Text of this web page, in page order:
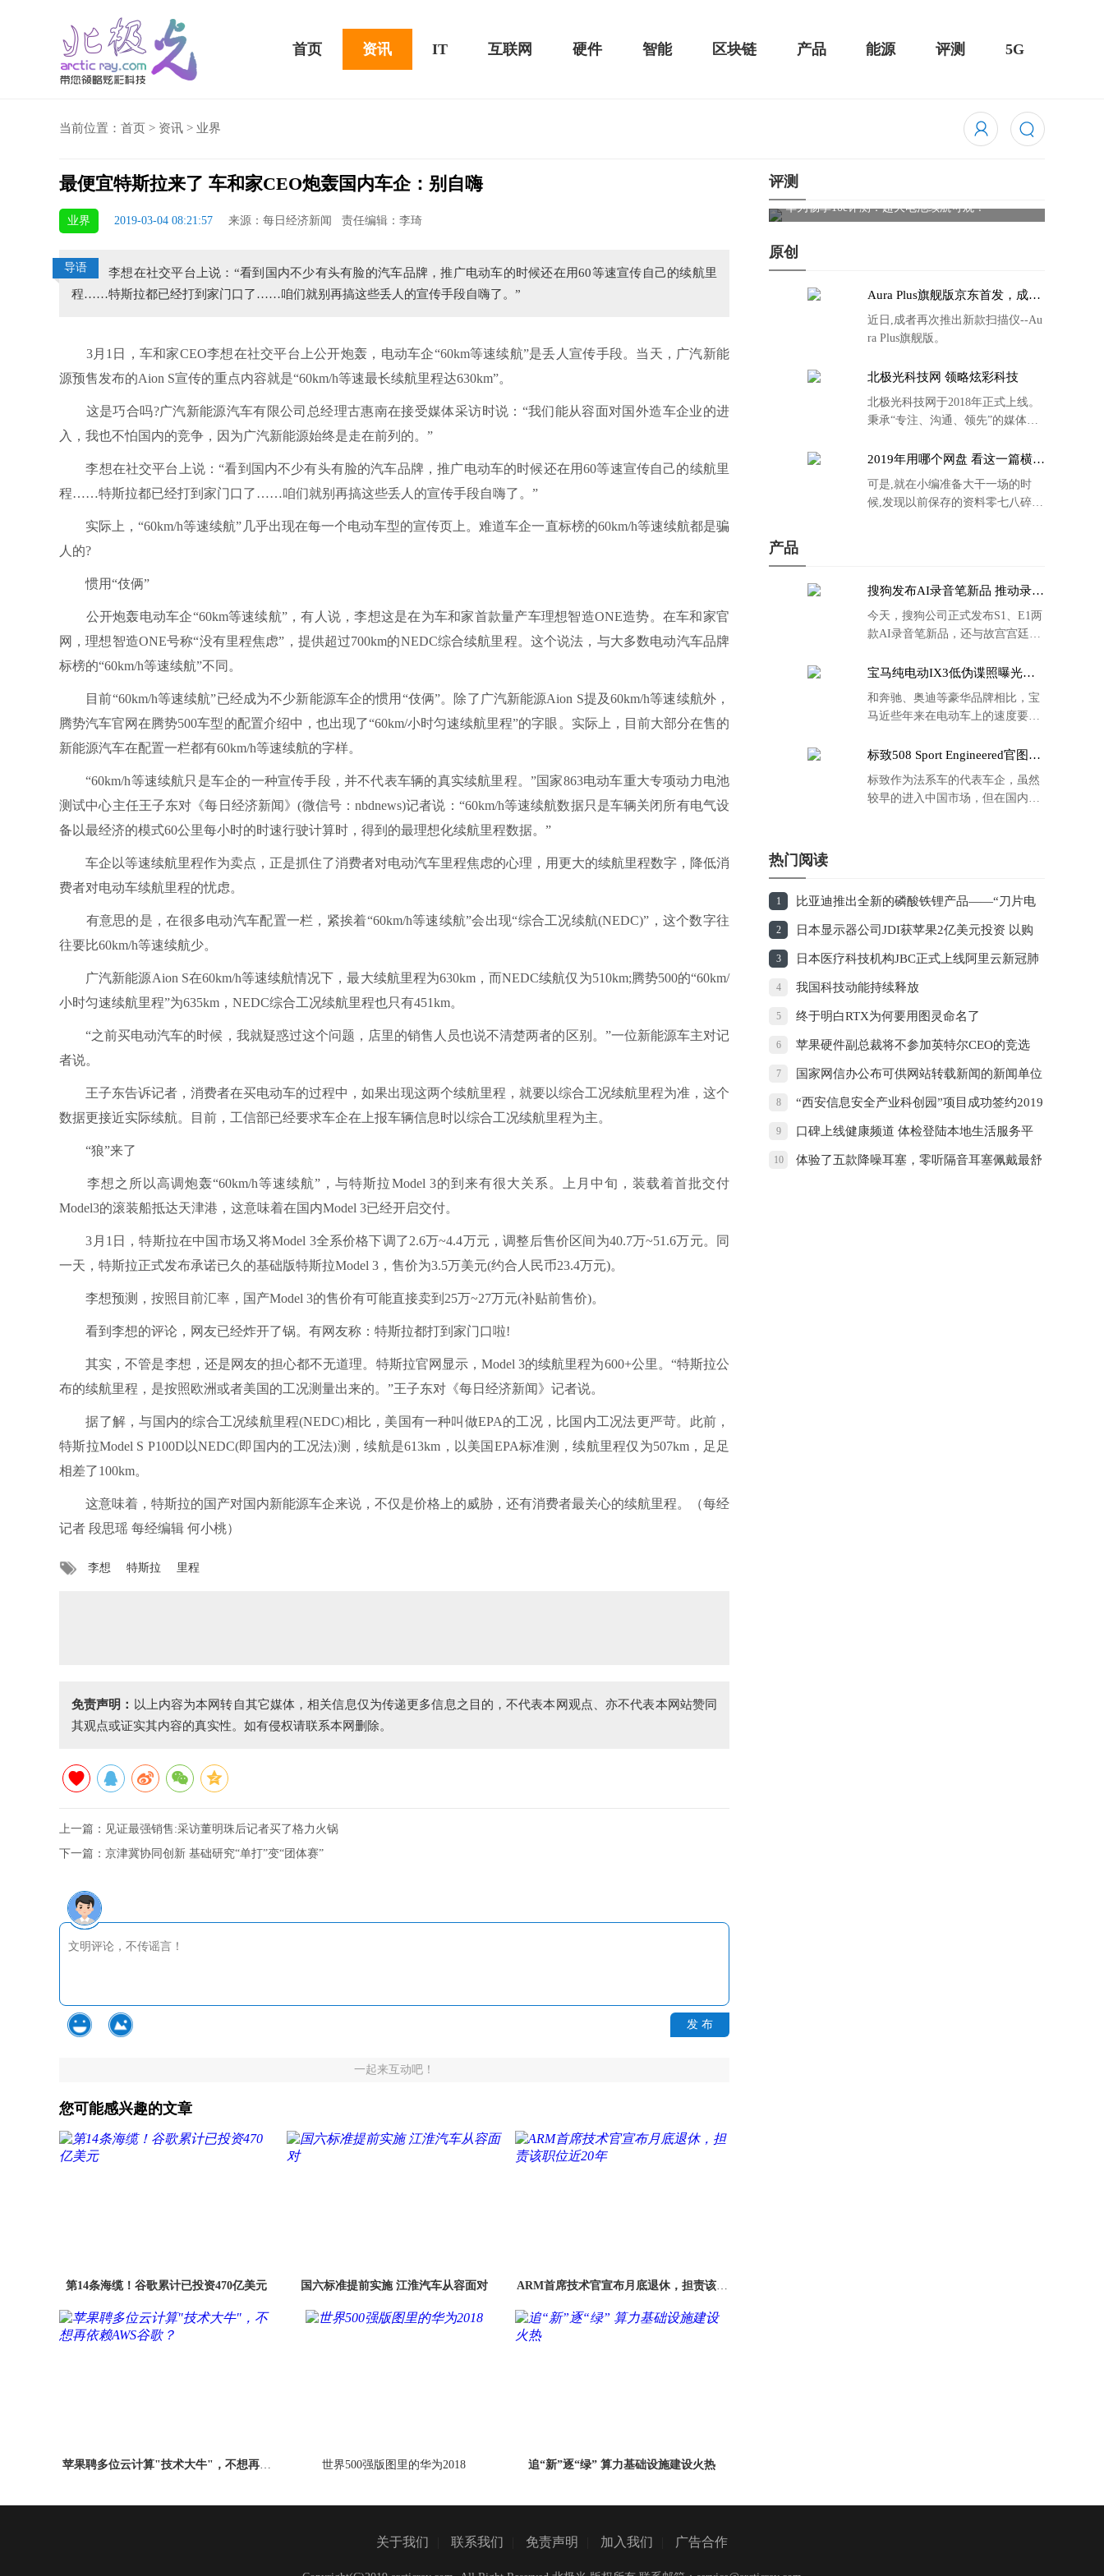
首页 资讯 IT 互联网 硬件 智能 区块链 产品 能源 评测 5G
当前位置： 首页 > 资讯 > 业界
最便宜特斯拉来了 车和家CEO炮轰国内车企：别自嗨
业界 2019-03-04 08:21:57 来源：每日经济新闻 责任编辑：李琦
导语
李想在社交平台上说：“看到国内不少有头有脸的汽车品牌，推广电动车的时候还在用60等速宣传自己的续航里
程……特斯拉都已经打到家门口了……咱们就别再搞这些丢人的宣传手段自嗨了。”
3月1日，车和家CEO李想在社交平台上公开炮轰，电动车企“60km等速续航”是丢人宣传手段。当天，广汽新能
源预售发布的Aion S宣传的重点内容就是“60km/h等速最长续航里程达630km”。
这是巧合吗?广汽新能源汽车有限公司总经理古惠南在接受媒体采访时说：“我们能从容面对国外造车企业的进
入，我也不怕国内的竞争，因为广汽新能源始终是走在前列的。”
李想在社交平台上说：“看到国内不少有头有脸的汽车品牌，推广电动车的时候还在用60等速宣传自己的续航里
程……特斯拉都已经打到家门口了……咱们就别再搞这些丢人的宣传手段自嗨了。”
实际上，“60km/h等速续航”几乎出现在每一个电动车型的宣传页上。难道车企一直标榜的60km/h等速续航都是骗
人的?
惯用“伎俩”
公开炮轰电动车企“60km等速续航”，有人说，李想这是在为车和家首款量产车理想智造ONE造势。在车和家官
网，理想智造ONE号称“没有里程焦虑”，提供超过700km的NEDC综合续航里程。这个说法，与大多数电动汽车品牌
标榜的“60km/h等速续航”不同。
目前“60km/h等速续航”已经成为不少新能源车企的惯用“伎俩”。除了广汽新能源Aion S提及60km/h等速续航外，
腾势汽车官网在腾势500车型的配置介绍中，也出现了“60km/小时匀速续航里程”的字眼。实际上，目前大部分在售的
新能源汽车在配置一栏都有60km/h等速续航的字样。
“60km/h等速续航只是车企的一种宣传手段，并不代表车辆的真实续航里程。”国家863电动车重大专项动力电池
测试中心主任王子东对《每日经济新闻》(微信号：nbdnews)记者说：“60km/h等速续航数据只是车辆关闭所有电气设
备以最经济的模式60公里每小时的时速行驶计算时，得到的最理想化续航里程数据。”
车企以等速续航里程作为卖点，正是抓住了消费者对电动汽车里程焦虑的心理，用更大的续航里程数字，降低消
费者对电动车续航里程的忧虑。
有意思的是，在很多电动汽车配置一栏，紧挨着“60km/h等速续航”会出现“综合工况续航(NEDC)”，这个数字往
往要比60km/h等速续航少。
广汽新能源Aion S在60km/h等速续航情况下，最大续航里程为630km，而NEDC续航仅为510km;腾势500的“60km/
小时匀速续航里程”为635km，NEDC综合工况续航里程也只有451km。
“之前买电动汽车的时候，我就疑惑过这个问题，店里的销售人员也说不清楚两者的区别。”一位新能源车主对记
者说。
王子东告诉记者，消费者在买电动车的过程中，如果出现这两个续航里程，就要以综合工况续航里程为准，这个
数据更接近实际续航。目前，工信部已经要求车企在上报车辆信息时以综合工况续航里程为主。
“狼”来了
李想之所以高调炮轰“60km/h等速续航”，与特斯拉Model 3的到来有很大关系。上月中旬，装载着首批交付
Model3的滚装船抵达天津港，这意味着在国内Model 3已经开启交付。
3月1日，特斯拉在中国市场又将Model 3全系价格下调了2.6万~4.4万元，调整后售价区间为40.7万~51.6万元。同
一天，特斯拉正式发布承诺已久的基础版特斯拉Model 3，售价为3.5万美元(约合人民币23.4万元)。
李想预测，按照目前汇率，国产Model 3的售价有可能直接卖到25万~27万元(补贴前售价)。
看到李想的评论，网友已经炸开了锅。有网友称：特斯拉都打到家门口啦!
其实，不管是李想，还是网友的担心都不无道理。特斯拉官网显示，Model 3的续航里程为600+公里。“特斯拉公
布的续航里程，是按照欧洲或者美国的工况测量出来的。”王子东对《每日经济新闻》记者说。
据了解，与国内的综合工况续航里程(NEDC)相比，美国有一种叫做EPA的工况，比国内工况法更严苛。此前，
特斯拉Model S P100D以NEDC(即国内的工况法)测，续航是613km，以美国EPA标准测，续航里程仅为507km，足足
相差了100km。
这意味着，特斯拉的国产对国内新能源车企来说，不仅是价格上的威胁，还有消费者最关心的续航里程。（每经
记者 段思瑶 每经编辑 何小桃）
李想 特斯拉 里程
免责声明： 以上内容为本网转自其它媒体，相关信息仅为传递更多信息之目的，不代表本网观点、亦不代表本网站赞同
其观点或证实其内容的真实性。如有侵权请联系本网删除。
上一篇： 见证最强销售:采访董明珠后记者买了格力火锅
下一篇： 京津冀协同创新 基础研究“单打”变“团体赛”
发 布
一起来互动吧！
您可能感兴趣的文章
第14条海缆！谷歌累计已投资470亿美元 国六标准提前实施 江淮汽车从容面对
ARM首席技术官宣布月底退休，担责该职
苹果聘多位云计算"技术大牛"，不想再依
世界500强版图里的华为2018 追“新”逐“绿” 算力基础设施建设火热
评测
华为畅享10e评测：超大电池续航可观！
原创
Aura Plus旗舰版京东首发，成者
近日,成者再次推出新款扫描仪--Au
ra Plus旗舰版。
北极光科技网 领略炫彩科技
北极光科技网于2018年正式上线。
秉承“专注、沟通、领先”的媒体理
2019年用哪个网盘 看这一篇横评
可是,就在小编准备大干一场的时
候,发现以前保存的资料零七八碎,
产品
搜狗发布AI录音笔新品 推动录音
今天，搜狗公司正式发布S1、E1两
款AI录音笔新品，还与故宫宫廷文
的故宫宫廷联名款。
宝马纯电动IX3低伪谍照曝光：
和奔驰、奥迪等豪华品牌相比，宝
马近些年来在电动车上的速度要慢
标致508 Sport Engineered官图发
标致作为法系车的代表车企，虽然
较早的进入中国市场，但在国内的
热门阅读
1 比亚迪推出全新的磷酸铁锂产品——“刀片电
池”
2 日本显示器公司JDI获苹果2亿美元投资 以购
买屏幕方式支付
3 日本医疗科技机构JBC正式上线阿里云新冠肺
炎AI诊断技术
4 我国科技动能持续释放
5 终于明白RTX为何要用图灵命名了
6 苹果硬件副总裁将不参加英特尔CEO的竞选
7 国家网信办公布可供网站转载新闻的新闻单位
名单
8 “西安信息安全产业科创园”项目成功签约2019
西安市长安区投资环境推介会
9 口碑上线健康频道 体检登陆本地生活服务平
台
10 体验了五款降噪耳塞，零听隔音耳塞佩戴最舒
关于我们 联系我们 免责声明 加入我们 广告合作